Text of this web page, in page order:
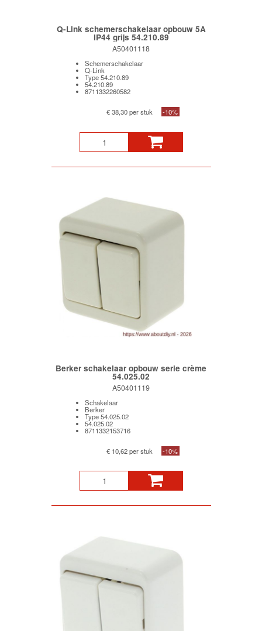
Q-Link schemerschakelaar opbouw 5A
IP44 grijs 54.210.89
A50401118
Schemerschakelaar
Q-Link
Type 54.210.89
54.210.89
8711332260582
€ 38,30 per stuk -10%
Berker schakelaar opbouw serie crème
54.025.02
A50401119
Schakelaar
Berker
Type 54.025.02
54.025.02
8711332153716
€ 10,62 per stuk -10%